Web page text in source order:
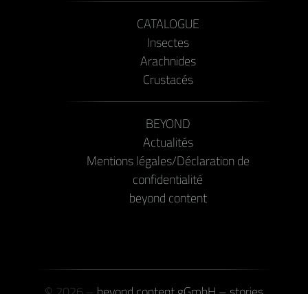
CATALOGUE
Insectes
Arachnides
Crustacés
BEYOND
Actualités
Mentions légales/Déclaration de
confidentialité
beyond content